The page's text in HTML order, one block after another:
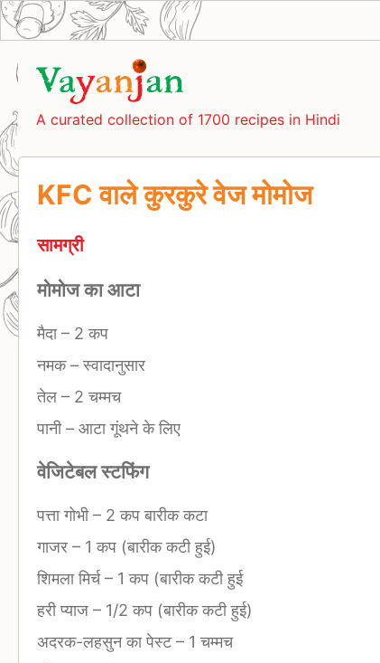
A curated collection of 1700 recipes in Hindi
KFC वाले कुरकुरे वेज मोमोज
सामग्री
मोमोज का आटा
मैदा– 2 कप
नमक–स्वादानुसार
तेल – 2 चम्मच
पानी– आटा गूंथने के लिए
वेजिटेबल स्टफिंग
पत्ता गोभी– 2 कप बारीक कटा
गाजर – 1 कप (बारीक कटी हुई)
शिमला मिर्च– 1 कप (बारीक कटी हुई
हरी प्याज – 1/2 कप (बारीक कटी हुई)
अदरक-लहसुन का पेस्ट– 1 चम्मच